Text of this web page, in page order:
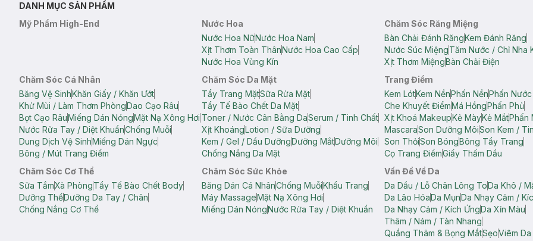
DANH MỤC SẢN PHẨM
Mỹ Phẩm High-End
Nước Hoa
Nước Hoa NữNước Hoa Nam
Xịt Thơm Toàn ThânNước Hoa Cao Cấp
Nước Hoa Vùng Kín
Chăm Sóc Răng Miệng
Bàn Chải Đánh RăngKem Đánh Răng
Nước Súc MiệngTăm Nước / Chỉ Nha
Xịt Thơm MiệngBàn Chải Điện
Chăm Sóc Cá Nhân
Băng Vệ SinhKhăn Giấy / Khăn Ướt
Khử Mùi / Làm Thơm PhòngDao Cạo Râu
Bọt Cạo RâuMiếng Dán NóngMặt Nạ Xông Hơi
Nước Rửa Tay / Diệt KhuẩnChống Muỗi
Dung Dịch Vệ SinhMiếng Dán Ngực
Bông / Mút Trang Điểm
Chăm Sóc Da Mặt
Tẩy Trang MặtSữa Rửa Mặt
Tẩy Tế Bào Chết Da Mặt
Toner / Nước Cân Bằng DaSerum / Tinh Chất
Xịt KhoángLotion / Sữa Dưỡng
Kem / Gel / Dầu DưỡngDưỡng MắtDưỡng Môi
Chống Nắng Da Mặt
Trang Điểm
Kem LótKem NềnPhấn NềnPhấn
Che Khuyết ĐiểmMá HồngPhấn Phủ
Xịt Khoá MakeupKẻ MàyKẻ MắtPhấn
MascaraSon Dưỡng MôiSon Kem /
Son ThỏiSon BóngBông Tẩy Trang
Cọ Trang ĐiểmGiấy Thấm Dầu
Chăm Sóc Cơ Thể
Sữa TắmXà PhòngTẩy Tế Bào Chết Body
Dưỡng ThểDưỡng Da Tay / Chân
Chống Nắng Cơ Thể
Chăm Sóc Sức Khỏe
Băng Dán Cá NhânChống MuỗiKhẩu Trang
Máy MassageMặt Nạ Xông Hơi
Miếng Dán NóngNước Rửa Tay / Diệt Khuẩn
Vấn Đề Về Da
Da Dầu / Lỗ Chân Lông ToDa Khô /
Da Lão HóaDa MụnDa Nhạy Cảm /
Da Nhạy Cảm / Kích ỨngDa Xỉn Màu
Thâm / Nám / Tàn Nhang
Quầng Thâm & Bọng MắtSẹoViêm